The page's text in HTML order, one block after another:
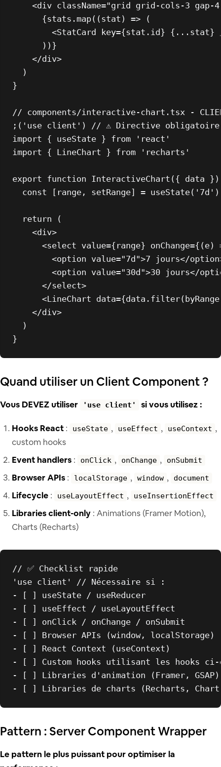
<div className="grid grid-cols-3 gap-
      {stats.map((stat) => (
<StatCard key={stat.id} { ...stat}
      ))}
</div>
  )
}
// components/interactive-chart.tsx - CLIENT
;( 'use client' ) // ⚠️ Directive obligatoire
import { useState } from
'react'
import { LineChart } from 'recharts'
export function InteractiveChart ({ data }
const [range, setRange] = useState( '7d' )
return (
<div>
<select value={range} onChange={(e)
<option value="7d">7 jours</option
<option value="30d">30 jours</
</select>
<LineChart data=
</div>
  )
Quand utiliser un Client Component ?
Vous DEVEZ utiliser 'use client' si vous utilisez :
Hooks React : useState , useEffect , useContext ,
custom hooks
Event handlers : onClick , onChange , onSubmit
Browser APIs : localStorage , window , document
Lifecycle : useLayoutEffect , useInsertionEffect
Libraries client-only : Animations (Framer Motion),
Charts (Recharts)
// ✅ Checklist rapide
'use client'
// Nécessaire si :
- [ ] useState / useReducer
- [ ] useEffect / useLayoutEffect
- [ ] onClick / onChange / onSubmit
- [ ] Browser APIs (window, localStorage)
- [ ] React Context (useContext)
- [ ] Custom hooks utilisant les hooks ci-
- [ ] Libraries d 'animation (Framer, GSAP)
Pattern : Server Component Wrapper
Le pattern le plus puissant pour optimiser la